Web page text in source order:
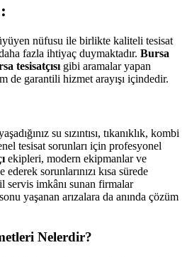
nüfusu ile birlikte kaliteli tesisat
fazla ihtiyaç duymaktadır. Bursa
tesisatçısı gibi aramalar yapan
de garantili hizmet arayışı içindedir.
su sızıntısı, tıkanıklık, kombi
tesisat sorunları için profesyonel
ekipleri, modern ekipmanlar ve
sorunlarınızı kısa sürede
servis imkânı sunan firmalar
yaşanan arızalara da anında çözüm
Nelerdir?